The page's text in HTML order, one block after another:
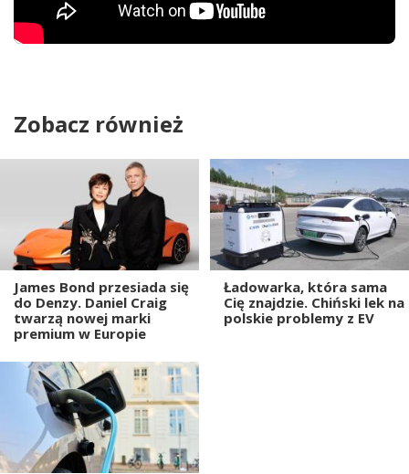
Zobacz również
James Bond przesiada się
do Denzy. Daniel Craig
twarzą nowej marki
premium w Europie
Ładowarka, która sama
Cię znajdzie. Chiński lek na
polskie problemy z EV